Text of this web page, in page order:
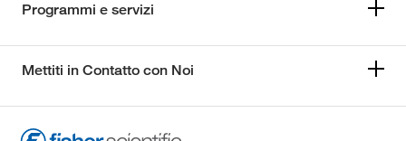
Programmi e servizi
Mettiti in Contatto con Noi